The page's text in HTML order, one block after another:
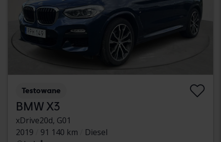
Testowane
BMW X3
xDrive20d, G01
2019
91 140 km
Diesel